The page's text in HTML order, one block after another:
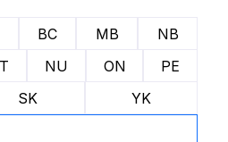
BC MB
NB
NU ON
PE
SK YK